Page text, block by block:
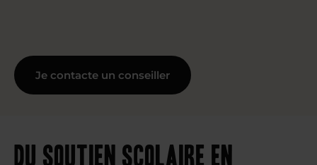
Je contacte un conseiller
Du soutien scolaire en